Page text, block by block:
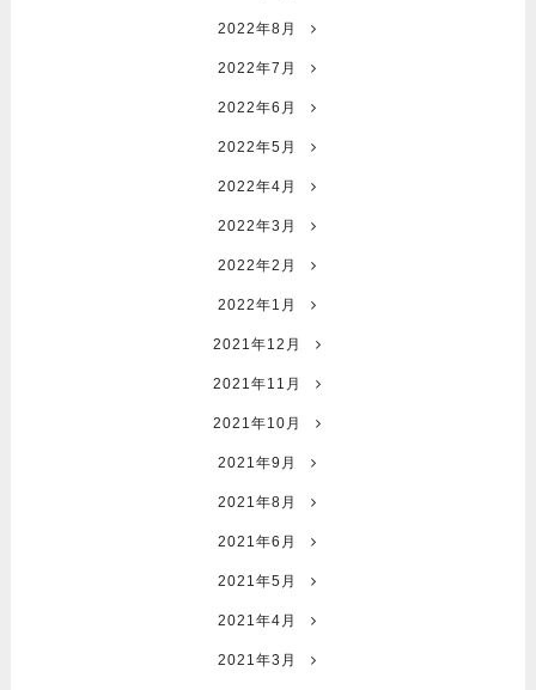
2022年8月
2022年7月
2022年6月
2022年5月
2022年4月
2022年3月
2022年2月
2022年1月
2021年12月
2021年11月
2021年10月
2021年9月
2021年8月
2021年6月
2021年5月
2021年4月
2021年3月